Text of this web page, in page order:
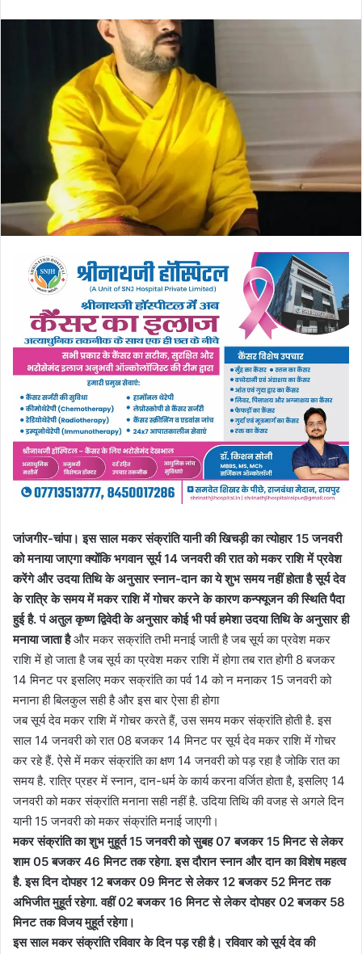
जांजगीर-चांपा। इस साल मकर संक्रांति यानी की खिचड़ी का त्योहार 15 जनवरी
को मनाया जाएगा क्योंकि भगवान सूर्य 14 जनवरी की रात को मकर राशि में प्रवेश
करेंगे और उदया तिथि के अनुसार स्नान-दान का ये शुभ समय नहीं होता है सूर्य देव
के रात्रि के समय में मकर राशि में गोचर करने के कारण कन्फ्यूजन की स्थिति पैदा
हुई है. पं अतुल कृष्ण द्विवेदी के अनुसार कोई भी पर्व हमेशा उदया तिथि के अनुसार ही
मनाया जाता हैऔर मकर सक्रांति तभी मनाई जाती है जब सूर्य का प्रवेश मकर
राशि में हो जाता है जब सूर्य का प्रवेश मकर राशि में होगा तब रात होगी 8 बजकर
14 मिनट पर इसलिए मकर सक्रांति का पर्व 14 को न मनाकर 15 जनवरी को
मनाना ही बिलकुल सही है और इस बार ऐसा ही होगा
जब सूर्य देव मकर राशि में गोचर करते हैं, उस समय मकर संक्रांति होती है. इस
साल 14 जनवरी को रात 08 बजकर 14 मिनट पर सूर्य देव मकर राशि में गोचर
कर रहे हैं. ऐसे में मकर संक्रांति का क्षण 14 जनवरी को पड़ रहा है जोकि रात का
समय है. रात्रि प्रहर में स्नान, दान-धर्म के कार्य करना वर्जित होता है, इसलिए 14
जनवरी को मकर संक्रांति मनाना सही नहीं है. उदिया तिथि की वजह से अगले दिन
यानी 15 जनवरी को मकर संक्रांति मनाई जाएगी।
मकर संक्रांति का शुभ मुहूर्त 15 जनवरी को सुबह 07 बजकर 15 मिनट से लेकर
शाम 05 बजकर 46 मिनट तक रहेगा. इस दौरान स्नान और दान का विशेष महत्व
है. इस दिन दोपहर 12 बजकर 09 मिनट से लेकर 12 बजकर 52 मिनट तक
अभिजीत मुहूर्त रहेगा. वहीं 02 बजकर 16 मिनट से लेकर दोपहर 02 बजकर 58
मिनट तक विजय मुहूर्त रहेगा।
इस साल मकर संक्रांति रविवार के दिन पड़ रही है। रविवार को सूर्य देव की